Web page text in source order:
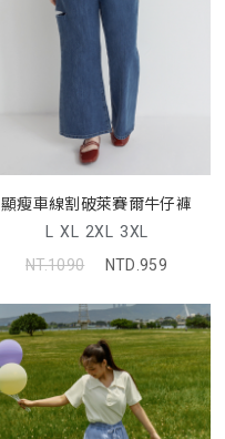
顯瘦車線割破萊賽爾牛仔褲
L XL 2XL 3XL
NT.1090
NTD.959